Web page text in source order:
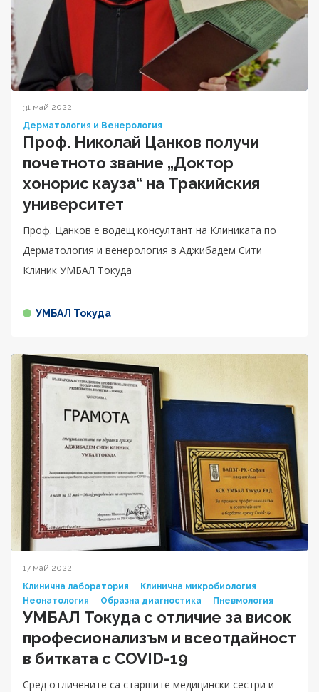
31 май 2022
Дерматология и Венерология
Проф. Николай Цанков получи
почетното звание „Доктор
хонорис кауза“ на Тракийския
университет
Проф. Цанков е водещ консултант на Клиниката по
Дерматология и венерология в Аджибадем Сити
Клиник УМБАЛ Токуда
УМБАЛ Токуда
17 май 2022
Клинична лаборатория
Клинична микробиология
Неонатология
Образна диагностика Пневмология
УМБАЛ Токуда с отличие за висок
професионализъм и всеотдайност
в битката с COVID-19
Сред отличените са старшите медицински сестри и